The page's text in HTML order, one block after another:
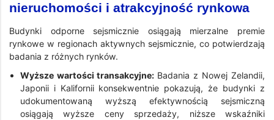
nieruchomości i atrakcyjność rynkowa
Budynki odporne sejsmicznie osiągają mierzalne premie
rynkowe w regionach aktywnych sejsmicznie, co potwierdzają
badania z różnych rynków.
Wyższe wartości transakcyjne: Badania z Nowej Zelandii,
Japonii i Kalifornii konsekwentnie pokazują, że budynki z
udokumentowaną wyższą efektywnością sejsmiczną
osiągają wyższe ceny sprzedaży, niższe wskaźniki